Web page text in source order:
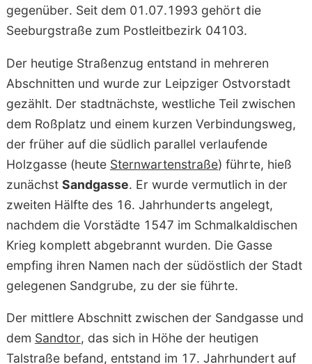
gegenüber. Seit dem 01.07.1993 gehört die
Seeburgstraße zum Postleitbezirk 04103.
Der heutige Straßenzug entstand in mehreren
Abschnitten und wurde zur Leipziger Ostvorstadt
gezählt. Der stadtnächste, westliche Teil zwischen
dem Roßplatz und einem kurzen Verbindungsweg,
der früher auf die südlich parallel verlaufende
Holzgasse (heute Sternwartenstraße) führte, hieß
zunächst Sandgasse. Er wurde vermutlich in der
zweiten Hälfte des 16. Jahrhunderts angelegt,
nachdem die Vorstädte 1547 im Schmalkaldischen
Krieg komplett abgebrannt wurden. Die Gasse
empfing ihren Namen nach der südöstlich der Stadt
gelegenen Sandgrube, zu der sie führte.
Der mittlere Abschnitt zwischen der Sandgasse und
dem Sandtor, das sich in Höhe der heutigen
Talstraße befand, entstand im 17. Jahrhundert auf